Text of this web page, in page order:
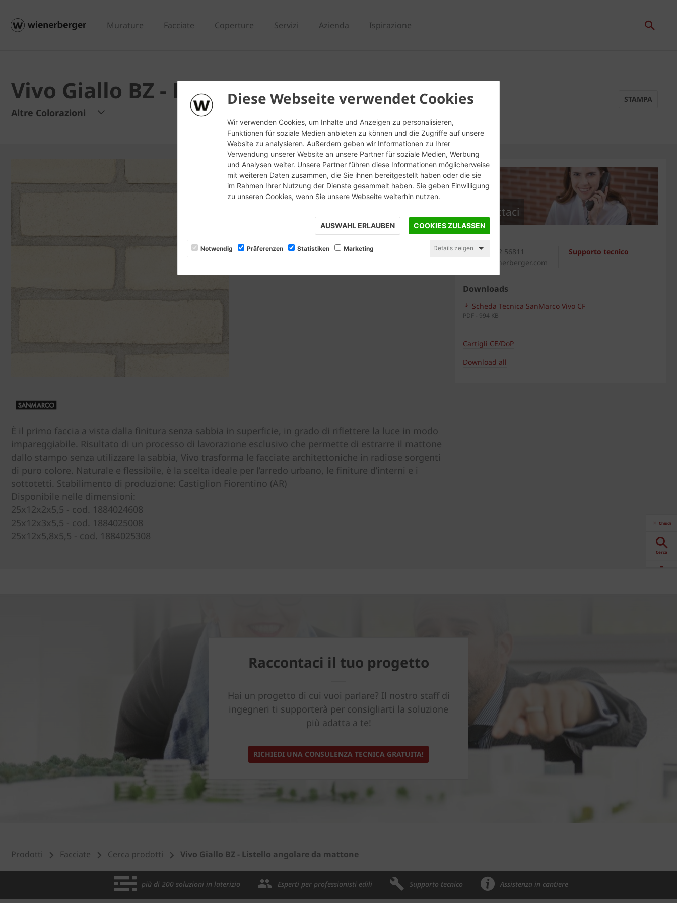
Diese Webseite verwendet Cookies
Wir verwenden Cookies, um Inhalte und Anzeigen zu personalisieren,
Funktionen für soziale Medien anbieten zu können und die Zugriffe auf unsere
Website zu analysieren. Außerdem geben wir Informationen zu Ihrer
Verwendung unserer Website an unsere Partner für soziale Medien, Werbung
und Analysen weiter. Unsere Partner führen diese Informationen möglicherweise
mit weiteren Daten zusammen, die Sie ihnen bereitgestellt haben oder die sie
im Rahmen Ihrer Nutzung der Dienste gesammelt haben. Sie geben Einwilligung
zu unseren Cookies, wenn Sie unsere Webseite weiterhin nutzen.
AUSWAHL ERLAUBEN COOKIES ZULASSEN
Notwendig Präferenzen Statistiken Marketing Details zeigen
Murature Facciate Coperture Servizi Azienda Ispirazione
Vivo Giallo BZ - Listello angolare da mattone
Altre Colorazioni
STAMPA
È il primo faccia a vista dalla finitura senza sabbia in superficie, in grado di riflettere la luce in modo
impareggiabile. Risultato di un processo di lavorazione esclusivo che permette di estrarre il mattone
dallo stampo senza utilizzare la sabbia, Vivo trasforma le facciate architettoniche in radiose sorgenti
di puro colore. Naturale e flessibile, è la scelta ideale per l’arredo urbano, le finiture d’interni e i
sottotetti. Stabilimento di produzione: Castiglion Fiorentino (AR)
Disponibile nelle dimensioni:
25x12x2x5,5 - cod. 1884024608
25x12x3x5,5 - cod. 1884025008
25x12x5,8x5,5 - cod. 1884025308
Contattaci
Generale
Supporto tecnico
+39 0542 56811
italia@wienerberger.com
Downloads
Scheda Tecnica SanMarco Vivo CF
PDF - 994 KB
Cartigli CE/DoP
Download all
Raccontaci il tuo progetto
Hai un progetto di cui vuoi parlare? Il nostro staff di
ingegneri ti supporterà per consigliarti la soluzione
più adatta a te!
RICHIEDI UNA CONSULENZA TECNICA GRATUITA!
Chiudi
Cerca
Prodotti Facciate Cerca prodotti Vivo Giallo BZ - Listello angolare da mattone
più di 200 soluzioni in laterizio Esperti per professionisti edili Supporto tecnico Assistenza in cantiere